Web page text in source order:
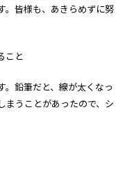
。皆様も、あきらめずに努
こと
鉛筆だと、線が太くなっ
うことがあったので、シ